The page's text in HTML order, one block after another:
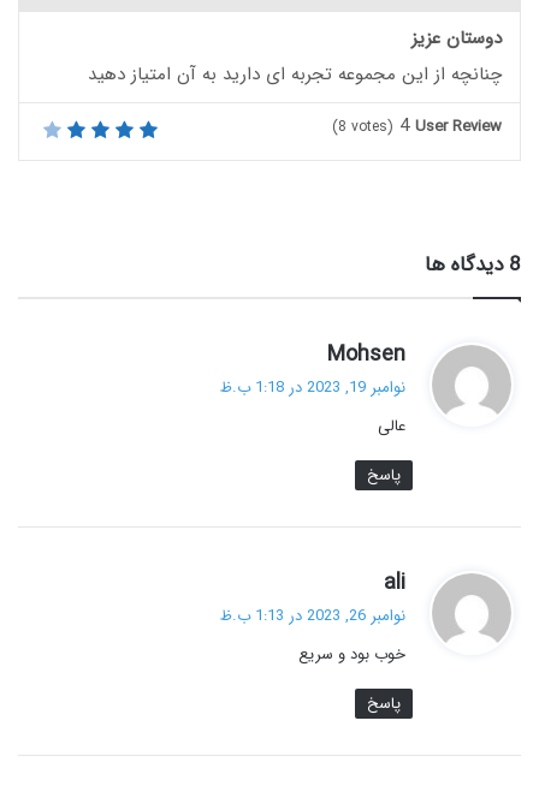
دوستان عزیز
چنانچه از این مجموعه تجربه ای دارید به آن امتیاز دهید
User Review
4
(8 votes)
‫8 دیدگاه ها
Mohsen
ف
نوامبر 19, 2023 در 1:18 ب.ظ
عالی
پاسخ
ali
ت
:
نوامبر 26, 2023 در 1:13 ب.ظ
خوب بود و سریع
پاسخ